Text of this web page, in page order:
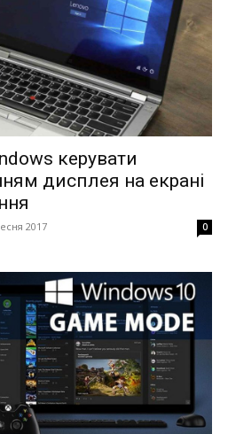
керувати
дисплея на екрані
2017 0